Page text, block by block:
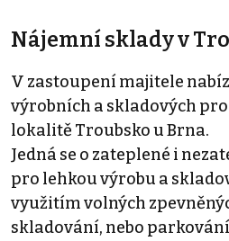
Nájemní sklady v
V zastoupení majitele
výrobních a skladových
lokalitě Troubsko u Brna.
Jedná se o zateplené i
pro lehkou výrobu a
využitím volných
skladování, nebo